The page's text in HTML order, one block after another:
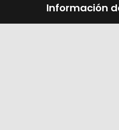
Información